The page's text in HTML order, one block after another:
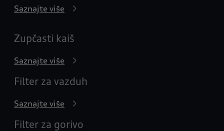
Saznajte više
Zupčasti kaiš
Saznajte više
Filter za vazduh
Saznajte više
Filter za gorivo